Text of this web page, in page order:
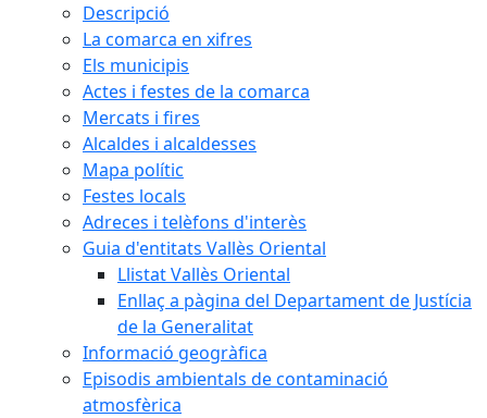
Descripció
La comarca en xifres
Els municipis
Actes i festes de la comarca
Mercats i fires
Alcaldes i alcaldesses
Mapa polític
Festes locals
Adreces i telèfons d'interès
Guia d'entitats Vallès Oriental
Llistat Vallès Oriental
Enllaç a pàgina del Departament de Justícia
de la Generalitat
Informació geogràfica
Episodis ambientals de contaminació
atmosfèrica